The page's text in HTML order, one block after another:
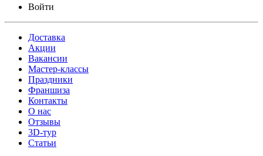
Войти
Доставка
Акции
Вакансии
Мастер-классы
Праздники
Франшиза
Контакты
О нас
Отзывы
3D-тур
Статьи